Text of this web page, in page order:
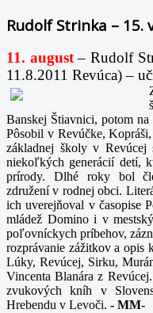
Rudolf Strinka – 15.
11. august – Rudolf
11.8.2011 Revúca) –
Banskej Štiavnici, potom
Pôsobil v Revúčke,
základnej školy v
niekoľkých generácií detí,
prírody. Dlhé roky bol
združení v rodnej obci.
ich uverejňoval v časopise
mládež Domino i v
poľovníckych príbehov,
rozprávanie zážitkov a opis
Lúky, Revúcej, Sirku,
Vincenta Blanára z
zvukových kníh v
Hrebendu v Levoči. - MM-